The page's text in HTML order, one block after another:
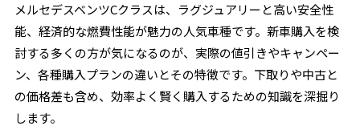
メルセデスベンツCクラスは、ラグジュアリーと高い安全性
能、経済的な燃費性能が魅力の人気車種です。新車購入を検
討する多くの方が気になるのが、実際の値引きやキャンペー
ン、各種購入プランの違いとその特徴です。下取りや中古と
の価格差も含め、効率よく賢く購入するための知識を深掘り
します。